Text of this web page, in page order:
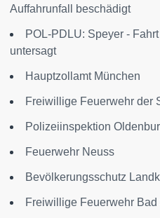
Auffahrunfall beschädigt
POL-PDLU: Speyer -
untersagt
Hauptzollamt München
Freiwillige Feuerwehr der
Polizeiinspektion
Feuerwehr Neuss
Bevölkerungsschutz
Freiwillige Feuerwehr Bad